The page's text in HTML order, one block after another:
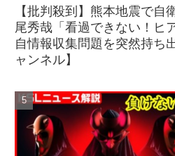
【批判殺到】熊本地震で
尾秀哉「看過できない！ヒ
自情報収集問題を突然持ち
ャンネル】